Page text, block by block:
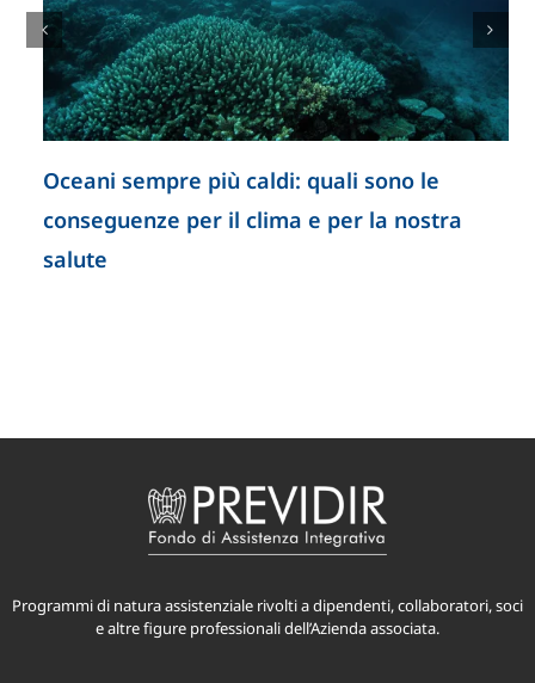
Oceani sempre più caldi: quali sono le
conseguenze per il clima e per la nostra
salute
Programmi di natura assistenziale rivolti a dipendenti, collaboratori, soci
e altre figure professionali dell’Azienda associata.